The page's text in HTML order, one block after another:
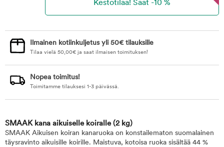
Ilmainen kotiinkuljetus yli 50€ tilauksille
Tilaa vielä 50,00€ ja saat ilmaisen toimituksen!
Nopea toimitus!
Toimitamme tilauksesi 1-3 päivässä.
SMAAK kana aikuiselle koiralle (2 kg)
SMAAK Aikuisen koiran kanaruoka on konstailematon suomalainen
täysravinto aikuisille koirille. Maistuva, kotoisa ruoka sisältää 44 %